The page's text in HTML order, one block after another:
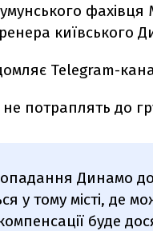
київського
Telegram-
потраплять до
Динамо
у тому місті, де
буде